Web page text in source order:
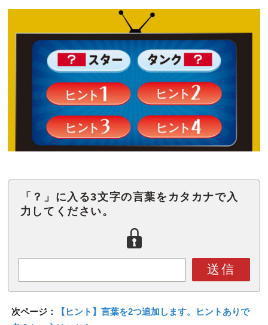
「？」に入る3文字の言葉をカタカナで入
力してください。
送信
次ページ：
【ヒント】言葉を2つ追加します。ヒントありで